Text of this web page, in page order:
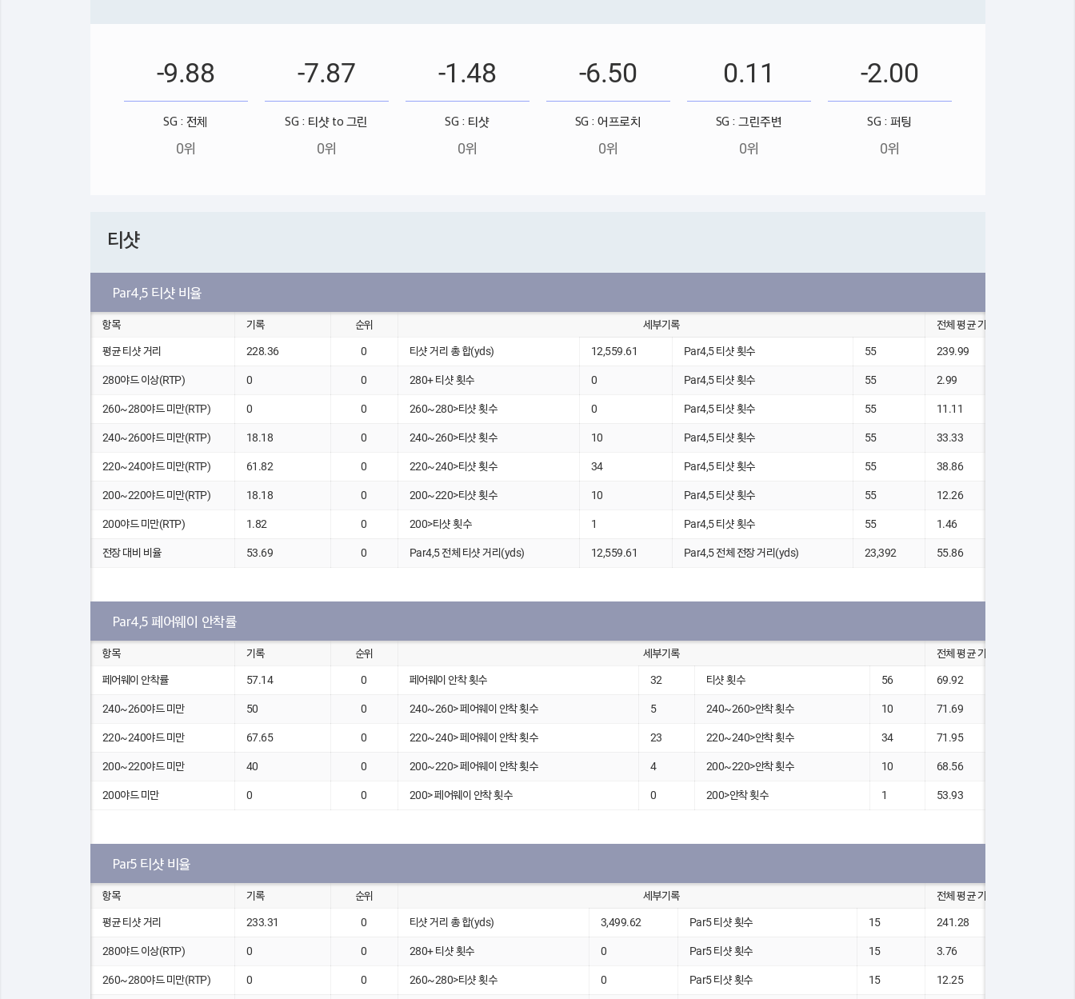
-9.88
SG : 전체
0위
-7.87
SG : 티샷 to 그린
0위
-1.48
SG : 티샷
0위
-6.50
SG : 어프로치
0위
0.11
SG : 그린주변
0위
-2.00
SG : 퍼팅
0위
티샷
Par4,5 티샷 비율
항목 기록 순위 세부기록 전체 평균 기록
평균 티샷 거리 228.36 0 티샷 거리 총 합(yds) 12,559.61 Par4,5 티샷 횟수 55 239.99
280야드 이상(RTP) 0 0 280+ 티샷 횟수 0 Par4,5 티샷 횟수 55 2.99
260~280야드 미만(RTP) 0 0 260~280>티샷 횟수 0 Par4,5 티샷 횟수 55 11.11
240~260야드 미만(RTP) 18.18 0 240~260>티샷 횟수 10 Par4,5 티샷 횟수 55 33.33
220~240야드 미만(RTP) 61.82 0 220~240>티샷 횟수 34 Par4,5 티샷 횟수 55 38.86
200~220야드 미만(RTP) 18.18 0 200~220>티샷 횟수 10 Par4,5 티샷 횟수 55 12.26
200야드 미만(RTP) 1.82 0 200>티샷 횟수 1 Par4,5 티샷 횟수 55 1.46
전장 대비 비율 53.69 0 Par4,5 전체 티샷 거리(yds) 12,559.61 Par4,5 전체 전장 거리(yds) 23,392 55.86
Par4,5 페어웨이 안착률
항목 기록 순위 세부기록 전체 평균 기록
페어웨이 안착률 57.14 0 페어웨이 안착 횟수 32 티샷 횟수 56 69.92
240~260야드 미만 50 0 240~260> 페어웨이 안착 횟수 5 240~260>안착 횟수 10 71.69
220~240야드 미만 67.65 0 220~240> 페어웨이 안착 횟수 23 220~240>안착 횟수 34 71.95
200~220야드 미만 40 0 200~220> 페어웨이 안착 횟수 4 200~220>안착 횟수 10 68.56
200야드 미만 0 0 200> 페어웨이 안착 횟수 0 200>안착 횟수 1 53.93
Par5 티샷 비율
항목 기록 순위 세부기록 전체 평균 기록
평균 티샷 거리 233.31 0 티샷 거리 총 합(yds) 3,499.62 Par5 티샷 횟수 15 241.28
280야드 이상(RTP) 0 0 280+ 티샷 횟수 0 Par5 티샷 횟수 15 3.76
260~280야드 미만(RTP) 0 0 260~280>티샷 횟수 0 Par5 티샷 횟수 15 12.25